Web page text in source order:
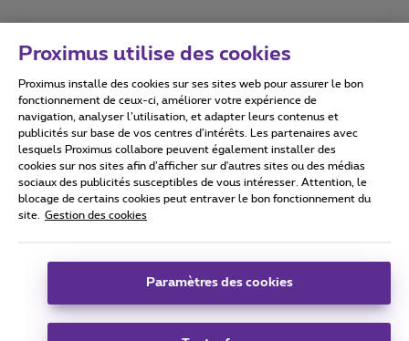
Conditions d'utilisation Accessibility statement
Tous droits réservés. © 2026
Conditions générales, info consommateur
Coordonnées de l’entreprise
Boulevard du Roi Albert II 27 - B-1030 Bruxelles.
Proximus utilise des cookies
Proximus installe des cookies sur ses sites web pour assurer le bon
fonctionnement de ceux-ci, améliorer votre expérience de
navigation, analyser l’utilisation, et adapter leurs contenus et
publicités sur base de vos centres d’intérêts. Les partenaires avec
lesquels Proximus collabore peuvent également installer des
cookies sur nos sites afin d’afficher sur d'autres sites ou des médias
sociaux des publicités susceptibles de vous intéresser. Attention, le
blocage de certains cookies peut entraver le bon fonctionnement du
site.
Gestion des cookies
Paramètres des cookies